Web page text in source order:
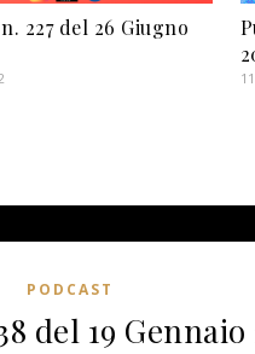
227 del 26 Giugno
PODCAST
del 19 Gennaio